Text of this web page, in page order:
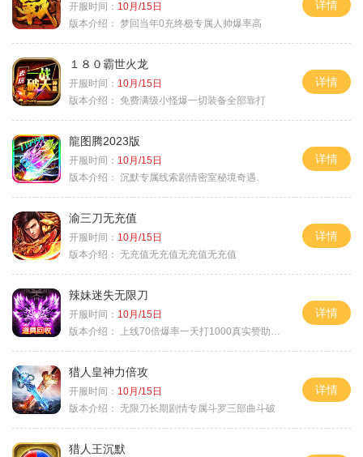
开服时间： 10月/15日
版本介绍： 梦回当年0充终极专属人帅爆率高
详情
１８０霸世火龙
开服时间： 10月/15日
版本介绍： 免费满级小怪爆一切装备全部靠打
详情
龍图腾2023版
开服时间： 10月/15日
版本介绍： 沉默专属线索剧情密室秘境奇遇.
详情
渝三刀无充值
开服时间： 10月/15日
版本介绍： 无充值无充值无充值无充值
详情
辣妹迷失无限刀
开服时间： 10月/15日
版本介绍：
上线70倍爆率一天打1000真实赞助一夜终
详情
猎人皇神力倍攻
开服时间： 10月/15日
版本介绍： 无限刀长期剧情专属斗罗三部曲斗破
详情
猎人王沉默